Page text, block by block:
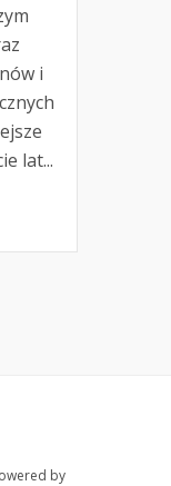
i
lat...
by